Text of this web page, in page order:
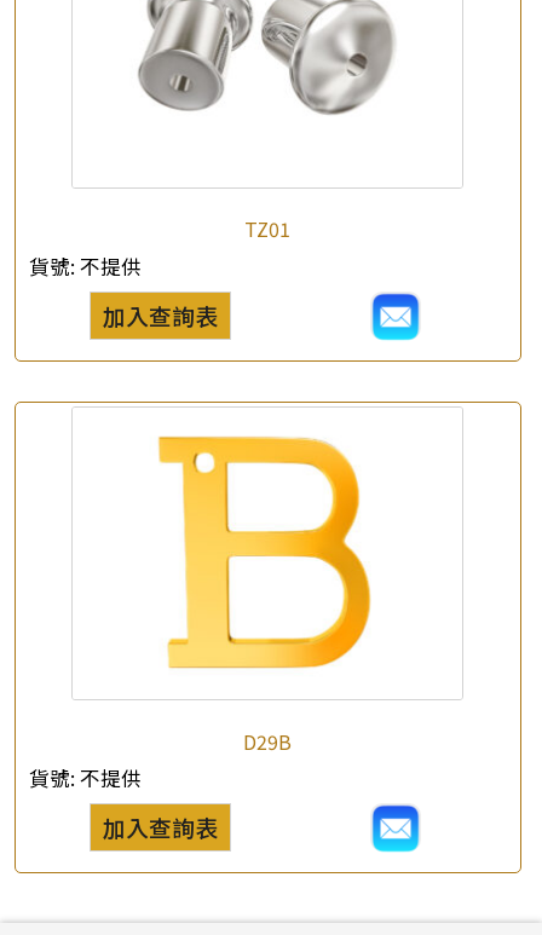
查詢以下產品
TZ01
貨號: 不提供
加入查詢表
D29B
貨號: 不提供
加入查詢表